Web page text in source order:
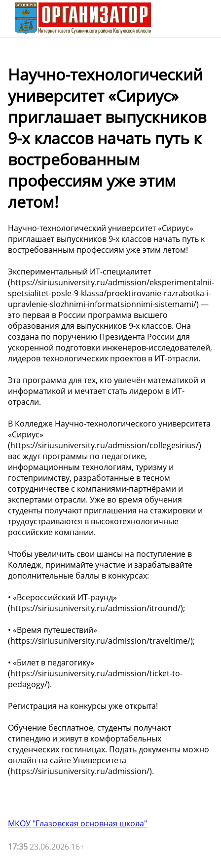
Научно-технологический
университет «Сириус»
приглашает выпускников
9-х классов начать путь к
востребованным
профессиям уже этим
летом!
Научно-технологический университет «Сириус»
приглашает выпускников 9-х классов начать путь к
востребованным профессиям уже этим летом!
Экспериментальный ИТ-специалитет
(https://siriusuniversity.ru/admission/eksperimentalnii-
spetsialitet-posle-9-klassa/proektirovanie-razrabotka-i-
upravlenie-slozhnimi-informatsionnimi-sistemami/) —
это первая в России программа высшего
образования для выпускников 9-х классов. Она
создана по поручению Президента России для
ускоренной подготовки инженеров-исследователей,
лидеров технологических проектов в ИТ-отрасли.
Эта программа для тех, кто увлечён математикой и
информатикой и мечтает стать лидером в ИТ-
отрасли.
В Колледже Научно-технологического университета
«Сириус»
(https://siriusuniversity.ru/admission/collegesirius/)
вас ждут программы по педагогике,
информационным технологиям, туризму и
гостеприимству, разработанные в тесном
сотрудничестве с компаниями-партнёрами и
экспертами отрасли. Уже во время обучения
студенты получают приглашения на стажировки и
трудоустраиваются в высокотехнологичные
российские компании.
Чтобы увеличить свои шансы на поступление в
Колледж, принимайте участие и зарабатывайте
дополнительные баллы в конкурсах:
• «Всероссийский ИТ-раунд»
(https://siriusuniversity.ru/admission/itround/);
• «Время путешествий»
(https://siriusuniversity.ru/admission/traveltime/);
• «Билет в педагогику»
(https://siriusuniversity.ru/admission/ticket-to-
pedagogy/).
Регистрация на конкурсы уже открыта!
Обучение бесплатное, студенты получают
стипендию и живут в комфортабельных
студенческих гостиницах. Подать документы можно
онлайн на сайте Университета
(https://siriusuniversity.ru/admission/).
МКОУ "Глазовская основная школа"
17:35 23.06.2026 16+